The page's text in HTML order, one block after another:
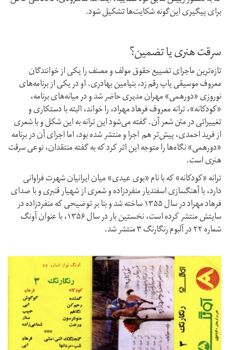
برای پیگیری این‌گونه شکایت‌ها تشکیل شود.
سرقت هنری یا تضمین؟
تازه‌ترین ماجرای تضییع حقوق مولف و مصنف را یکی از خوانندگان
معروف موسیقی پاپ رقم زد، بنیامین بهادری. او در یکی از برنامه‌های
نوروزی «دورهمی» مهران مدیری حاضر شد و در میانه‌های برنامه،
«کودکانه»، ترانه معروف فرهاد مهراد، را خواند، البته با دستکاری و
تغییراتی در متن شعر آن. گفته می‌شود این ترانه به این شکل و با شعری
از فرید احمدی، پیش‌تر هم اجرا و منتشر شده بود، اما اجرای آن در برنامه
«دورهمی» نگاه‌ها را متوجه این اثر کرد که به گفته منتقدان، نوعی سرقت
هنری است.
ترانه «کودکانه» که با نام «بوی عیدی» میان ایرانیان شهرت فراوانی
دارد، با آهنگسازی اسفندیار منفردزاده و شعری از شهیار قنبری و با صدای
فرهاد مهراد در سال ۱۳۵۵ ساخته شد و بنا بر توضیحی که منفردزاده در
سایتش منتشر کرده است، نخستین بار در سال ۱۳۵۶، با عنوان آونگ
شماره ۲۲ در آلبوم رنگارنگ ۳ منتشر شد.